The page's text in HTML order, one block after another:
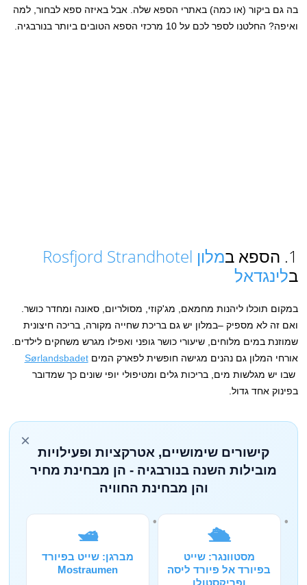
בה גם ביקור (או כמה) באתרי הספא שלה. אבל באיזה ספא לבחור, למה
ואיפה? החלטנו לספר לכם על 10 מרכזי הספא הטובים ביותר בנורבגיה.
1. הספא ב
מלון Rosfjord Strandhotel
בלינגדאל
במקום תוכלו ליהנות מחמאם, מג'קוזי, מסולריום, סאונה ומחדר כושר.
ואם זה לא מספיק –במלון יש גם בריכת שחייה מקורה, בריכה חיצונית
שמוזנת במים מלוחים, שיעורי כושר גופני ואפילו מגרש משחקים לילדים.
אורחי המלון גם נהנים מגישה חופשית לפארק המיםSørlandsbadet
שבו יש מגלשות מים, בריכות גלים ומטיפולי יופי שונים כך שמדובר
בפינוק אחד גדול.
×
קישורים שימושיים, אטרקציות ופעילויות
מובילות השנה בנורבגיה - הן מבחינת מחיר
והן מבחינת החוויה
🛳️
מסטוונגר: שייט
בפיורד אל פיורד ליסה
🛥️
מברגן: שייט בפיורד
Mostraumen